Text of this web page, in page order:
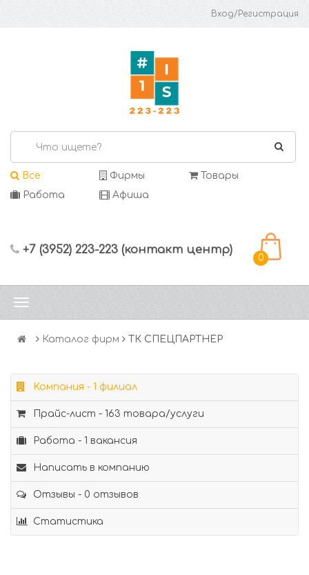
Вход/Регистрация
Все Фирмы
Товары
Работа
Афиша
+7 (3952) 223-223 (контакт центр)
0
Каталог фирм ТК СПЕЦПАРТНЕР
Компания - 1 филиал
Прайс-лист - 163 товара/услуги
Работа - 1 вакансия
Написать в компанию
Отзывы - 0 отзывов
Статистика